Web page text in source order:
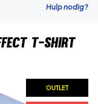
Hulp nodig?
T-shirt
OUTLET
OUTLET